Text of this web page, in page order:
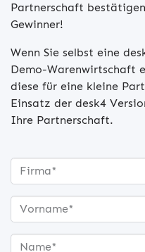
Partnerschaft
Gewinner!
Wenn Sie selbst eine
Demo-Warenwirtschaft
diese für eine kleine
Einsatz der desk4
Ihre Partnerschaft.